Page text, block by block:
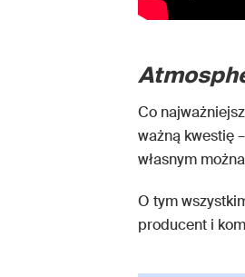
Co
ważną kwestię
własnym
O tym
producent i